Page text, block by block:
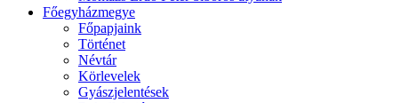
Főegyházmegye
Főpapjaink
Történet
Névtár
Körlevelek
Gyászjelentések